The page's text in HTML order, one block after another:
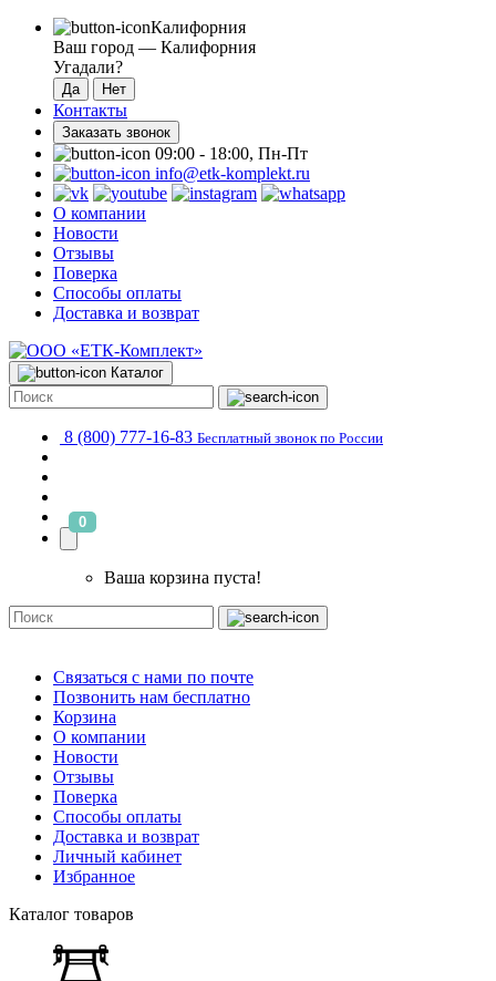
Калифорния
Ваш город — Калифорния
Угадали?
Контакты
Заказать звонок
09:00 - 18:00, Пн-Пт
info@etk-komplekt.ru
О компании
Новости
Отзывы
Поверка
Способы оплаты
Доставка и возврат
Каталог
8 (800) 777-16-83 Бесплатный звонок по России
0
Ваша корзина пуста!
Связаться с нами по почте
Позвонить нам бесплатно
Корзина
О компании
Новости
Отзывы
Поверка
Способы оплаты
Доставка и возврат
Личный кабинет
Избранное
Каталог товаров